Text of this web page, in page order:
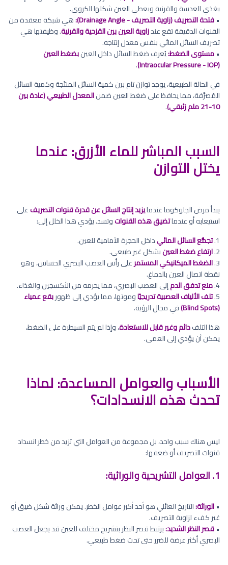
يغذي العدسة والقرنية ويعطي العين شكلها الكروي.
•فتحة التصريف (زاوية التصريف - Drainage Angle):
هي شبكة معقدة من
القنوات الدقيقة تقع عندزاوية العين بين القزحية والقرنية. وظيفتها هي
تصريف السائل المائي بنفس معدل إنتاجه.
•مستوى الضغط:يُعرف ضغط السائل داخل العينبضغط العين
(Intraocular Pressure - IOP)
.
في الحالة الطبيعية، يوجد توازن تام بين كمية السائل المنتَجة وكمية السائل
المُصرَّفة، مما يحافظ على ضغط العين ضمنالمعدل الطبيعي (عادة بين
10-21 ملم زئبقي)
.
السبب المباشر للماء الأزرق: عندما
يختل التوازن
يبدأ مرض الجلوكوما عندمايزيد إنتاج السائل عن قدرة قنوات التصريفعلى
استيعابه أو عندماتضيق هذه القنواتوتسد. يؤدي هذا الخلل إلى:
1. تجمُّع السائل المائيداخل الحجرة الأمامية للعين.
2. ارتفاع ضغط العينبشكل غير طبيعي.
3. الضغط الميكانيكي المستمرعلى رأس العصب البصري الحساس، وهو
نقطة اتصال العين بالدماغ.
4. منع تدفق الدمإلى العصب البصري، مما يحرمه من الأكسجين والغذاء.
5. تلف الألياف العصبية تدريجيًاوموتها، مما يؤدي إلى ظهوربقع عمياء
(Blind Spots)
في مجال الرؤية.
هذا التلفدائم وغير قابل للاستعادة، وإذا لم يتم السيطرة على الضغط،
يمكن أن يؤدي إلى العمى.
الأسباب والعوامل المساعدة: لماذا
تحدث هذه الانسدادات؟
ليس هناك سبب واحد، بل مجموعة من العوامل التي تزيد من خطر انسداد
قنوات التصريف أو ضعفها:
1. العوامل التشريحية والوراثية:
•الوراثة:التاريخ العائلي هو أحد أكبر عوامل الخطر. يمكن وراثة شكل ضيق أو
غير كفء لزاوية التصريف.
•قصر النظر الشديد:يرتبط قصر النظر بتشريح مختلف للعين قد يجعل العصب
البصري أكثر عرضة للضرر حتى تحت ضغط طبيعي.